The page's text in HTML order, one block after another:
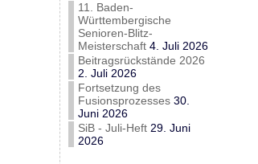
11. Baden-
Württembergische
Senioren-Blitz-
Meisterschaft 4. Juli 2026
Beitragsrückstände 2026
2. Juli 2026
Fortsetzung des
Fusionsprozesses 30.
Juni 2026
SiB - Juli-Heft 29. Juni
2026